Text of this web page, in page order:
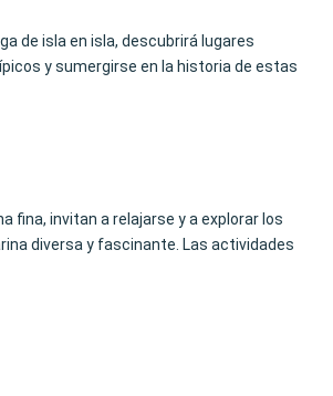
de isla en isla, descubrirá lugares
y sumergirse en la historia de estas
fina, invitan a relajarse y a explorar los
diversa y fascinante. Las actividades